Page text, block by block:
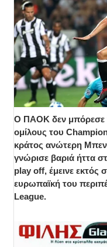
Ο ΠΑΟΚ δεν μπόρεσε
ομίλους του
κράτος ανώτερη
γνώρισε βαριά ήττα
play off, έμεινε εκτός
ευρωπαϊκή του
League.